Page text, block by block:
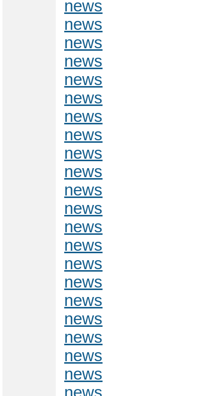
news
news
news
news
news
news
news
news
news
news
news
news
news
news
news
news
news
news
news
news
news
news